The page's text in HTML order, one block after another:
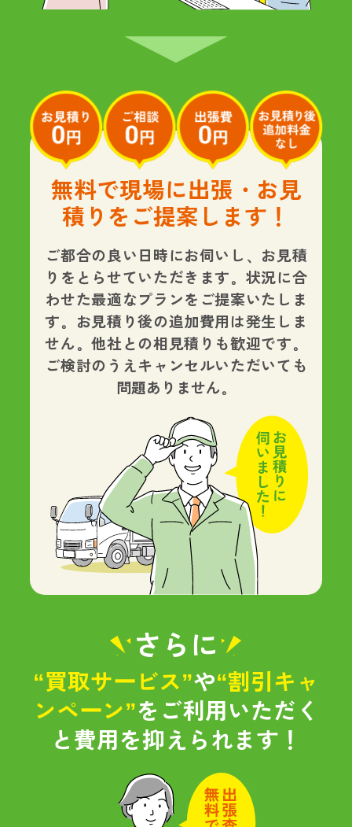
無料で現場に出張・お見
積りをご提案します！
ご都合の良い日時にお伺いし、お見積
りをとらせていただきます。状況に合
わせた最適なプランをご提案いたしま
す。
お見積り後の追加費用は発生しま
せん。他社との相見積りも歓迎です。
ご検討のうえキャンセルいただいても
問題ありません。
さらに
“買取サービス”や“割引キャ
ンペーン”をご利用いただく
と費用を抑えられます！